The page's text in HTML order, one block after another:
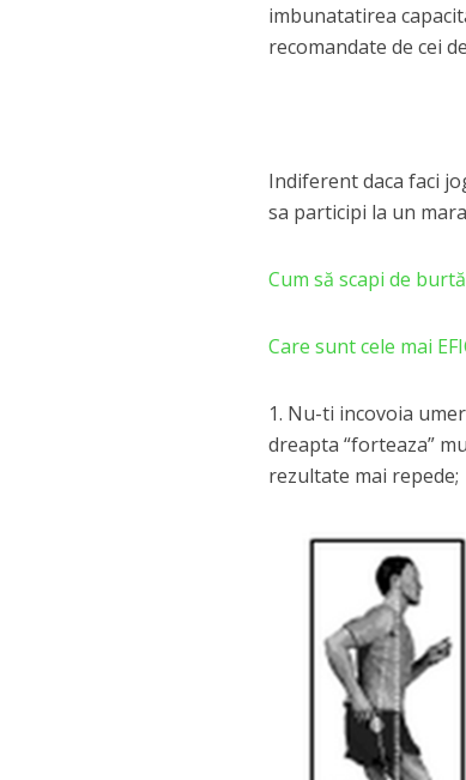
imbunatatirea
recomandate de cei
Indiferent daca faci
sa participi la un
Cum să scapi de
Care sunt cele mai
1. Nu-ti incovoia
dreapta “forteaza”
rezultate mai repede;